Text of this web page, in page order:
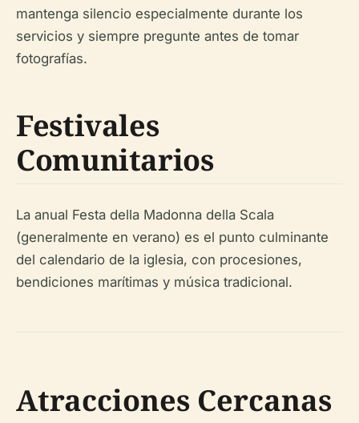
mantenga silencio especialmente durante los
servicios y siempre pregunte antes de tomar
fotografías.
Festivales
Comunitarios
La anual Festa della Madonna della Scala
(generalmente en verano) es el punto culminante
del calendario de la iglesia, con procesiones,
bendiciones marítimas y música tradicional.
Atracciones Cercanas